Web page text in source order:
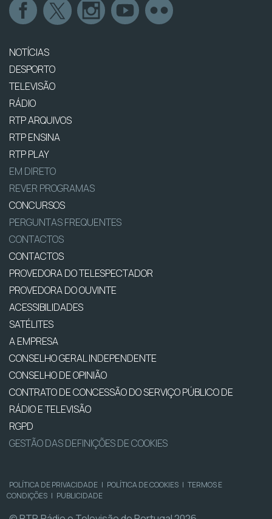
NOTÍCIAS
DESPORTO
TELEVISÃO
RÁDIO
RTP ARQUIVOS
RTP ENSINA
RTP PLAY
EM DIRETO
REVER PROGRAMAS
CONCURSOS
PERGUNTAS FREQUENTES
CONTACTOS
CONTACTOS
PROVEDORA DO TELESPECTADOR
PROVEDORA DO OUVINTE
ACESSIBILIDADES
SATÉLITES
A EMPRESA
CONSELHO GERAL INDEPENDENTE
CONSELHO DE OPINIÃO
CONTRATO DE CONCESSÃO DO SERVIÇO PÚBLICO DE
RÁDIO E TELEVISÃO
RGPD
GESTÃO DAS DEFINIÇÕES DE COOKIES
POLÍTICA DE PRIVACIDADE | POLÍTICA DE COOKIES | TERMOS E
CONDIÇÕES | PUBLICIDADE